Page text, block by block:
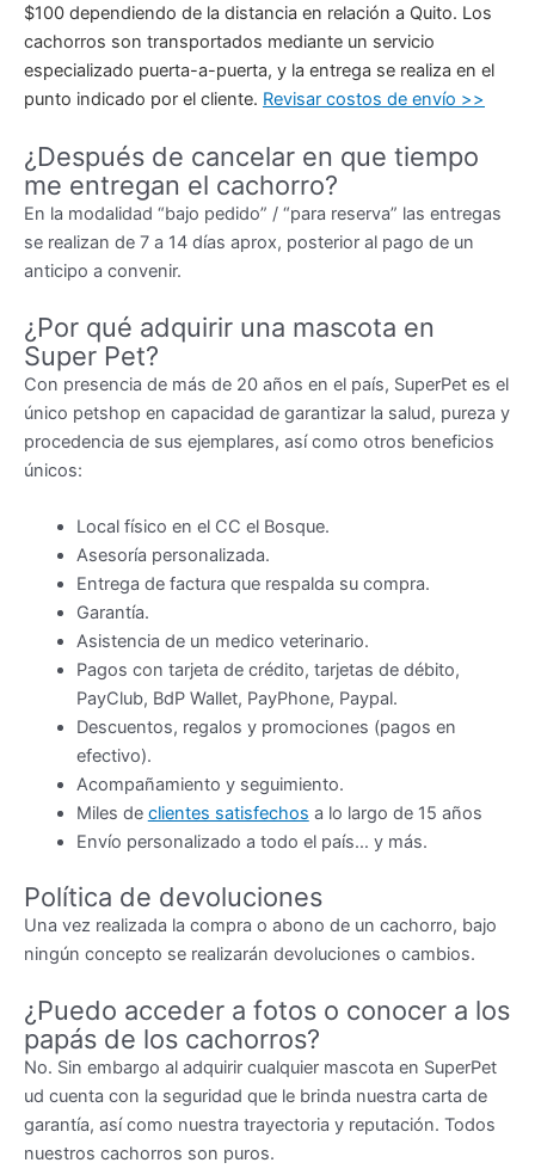
$100 dependiendo de la distancia en relación a Quito. Los
cachorros son transportados mediante un servicio
especializado puerta-a-puerta, y la entrega se realiza en el
punto indicado por el cliente. Revisar costos de envío >>
¿Después de cancelar en que tiempo
me entregan el cachorro?
En la modalidad “bajo pedido” / “para reserva” las entregas
se realizan de 7 a 14 días aprox, posterior al pago de un
anticipo a convenir.
¿Por qué adquirir una mascota en
Super Pet?
Con presencia de más de 20 años en el país, SuperPet es el
único petshop en capacidad de garantizar la salud, pureza y
procedencia de sus ejemplares, así como otros beneficios
únicos:
Local físico en el CC el Bosque.
Asesoría personalizada.
Entrega de factura que respalda su compra.
Garantía.
Asistencia de un medico veterinario.
Pagos con tarjeta de crédito, tarjetas de débito,
PayClub, BdP Wallet, PayPhone, Paypal.
Descuentos, regalos y promociones (pagos en
efectivo).
Acompañamiento y seguimiento.
Miles de clientes satisfechos a lo largo de 15 años
Envío personalizado a todo el país… y más.
Política de devoluciones
Una vez realizada la compra o abono de un cachorro, bajo
ningún concepto se realizarán devoluciones o cambios.
¿Puedo acceder a fotos o conocer a los
papás de los cachorros?
No. Sin embargo al adquirir cualquier mascota en SuperPet
ud cuenta con la seguridad que le brinda nuestra carta de
garantía, así como nuestra trayectoria y reputación. Todos
nuestros cachorros son puros.